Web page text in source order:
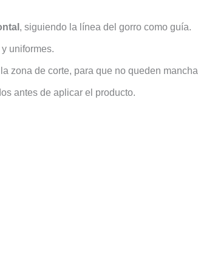
, siguiendo la línea del gorro como guía.
uniformes.
zona de corte, para que no queden
antes de aplicar el producto.